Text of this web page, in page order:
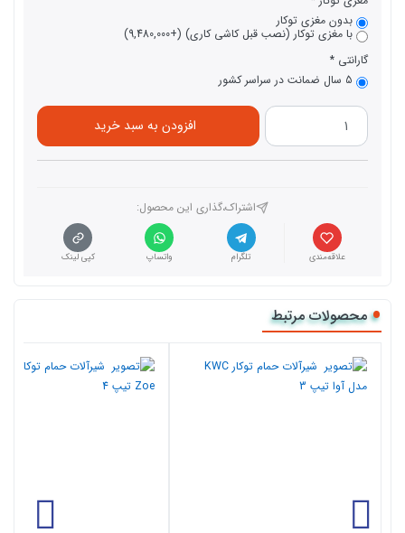
بدون مغزی توکار
با مغزی توکار (نصب قبل کاشی کاری) (+9,480,000)
گارانتی
5 سال ضمانت در سراسر کشور
افزودن به سبد خرید
اشتراک،گذاری این محصول‌:
علاقه‌مندی تلگرام واتساپ کپی لینک
محصولات مرتبط